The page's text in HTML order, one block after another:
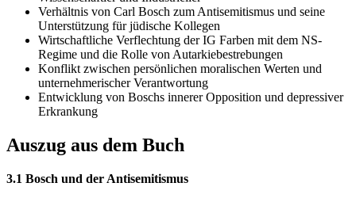
Verhältnis von Carl Bosch zum Antisemitismus und seine
Unterstützung für jüdische Kollegen
Wirtschaftliche Verflechtung der IG Farben mit dem NS-
Regime und die Rolle von Autarkiebestrebungen
Konflikt zwischen persönlichen moralischen Werten und
unternehmerischer Verantwortung
Entwicklung von Boschs innerer Opposition und depressiver
Erkrankung
Auszug aus dem Buch
3.1 Bosch und der Antisemitismus